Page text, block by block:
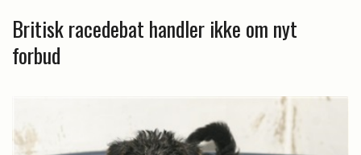
Britisk racedebat handler ikke om nyt
forbud